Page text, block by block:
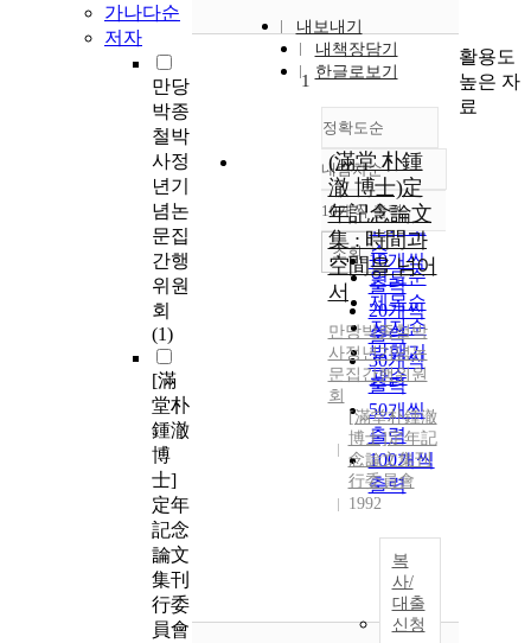
가나다순
저자
만당
박종
철박
사정
년기
념논
문집
간행
위원
회
(1)
[滿
堂朴
鍾澈
博
士]
定年
記念
論文
集刊
行委
員會
내보내기
내책장담기
한글로보기
정확도순
정확도
순
인기도
순
연도순
제목순
저자순
발행기
관순
내림차순
내림차순
10개씩 출력
10개씩
출력
20개씩
출력
30개씩
출력
50개씩
출력
100개씩
출력
조회
1
(滿堂 朴鍾
澈 博士)定
年記念論文
集 : 時間과
空間을 넘어
서
만당박종철박
사정년기념논
문집간행위원
회
[滿堂朴鍾澈
博士]定年記
念論文集刊
行委員會
1992
복
사/
대출
신청
활용도
높은 자
료